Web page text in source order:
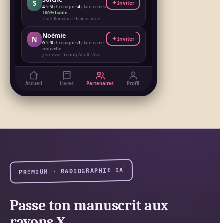
S 4SP4chroniqués4plateformes
100 % fiable
Dark Romance · Fantastique · Suspense
Inviter
N Noémie
0SP0chroniqués1 plateforme
nouvelle
Jeunesse · Young Adult · Aventure
Inviter
Accueil Livres Partenaires Profil
PREMIUM · RADIOGRAPHIE IA
Passe ton manuscrit aux